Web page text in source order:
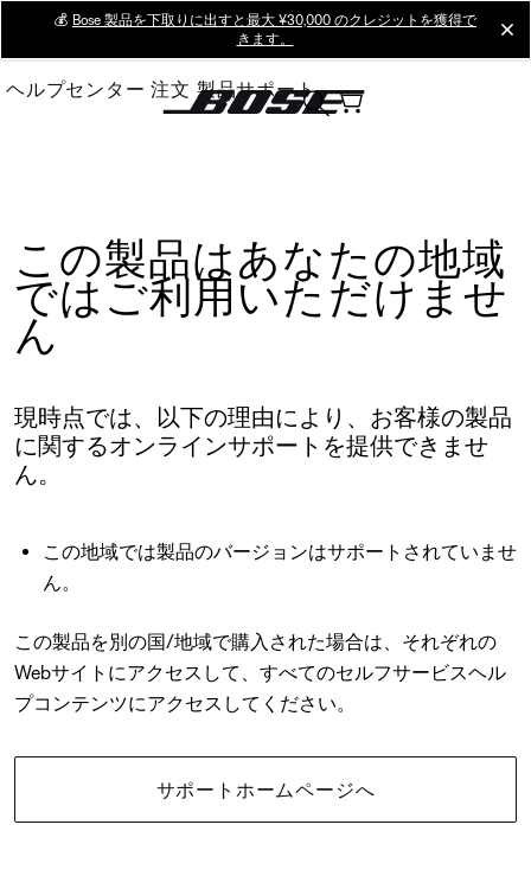
Main
💰 Bose 製品を下取りに出すと最大 ¥30,000 のクレジットを獲得で
きます。
ヘルプセンター 注文 製品サポート
この製品はあなたの地域
ではご利用いただけませ
ん
現時点では、以下の理由により、お客様の製品
に関するオンラインサポートを提供できませ
ん。
この地域では製品のバージョンはサポートされていませ
ん。
この製品を別の国/地域で購入された場合は、それぞれの
Webサイトにアクセスして、すべてのセルフサービスヘル
プコンテンツにアクセスしてください。
サポートホームページへ